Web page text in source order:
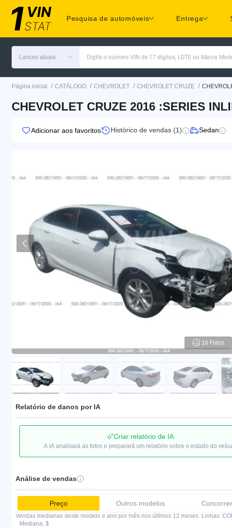
Pesquisa de automóveis Entrega
Lances atuais Digite o número VIN de 17 dígitos, LOTE ou Marca
Página inicial / CATÁLOGO / CHEVROLET / CHEVROLET CRUZE /
CHEVROLET CRUZE 2016 :SERIES
Adicionar aos favoritos Histórico de vendas (1) Sedan
16 Fotos
Relatório de danos por IA
Criar relatório de IA
A IA analisará as fotos e preparará um relatório sobre o estado do
Análise de vendas
Preço Outros modelos
Vendas medianas deste modelo e ano por mês nos últimos 12 meses. Linhas:
Mediana, $